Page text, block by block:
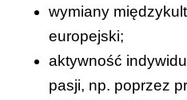
wymiany
europejski;
aktywność
pasji, np. poprzez